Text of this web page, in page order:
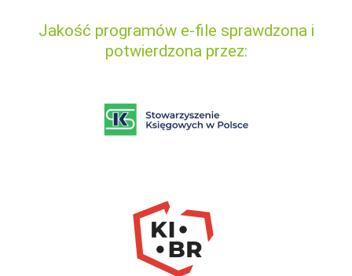
Jakość programów e-file sprawdzona i
potwierdzona przez: